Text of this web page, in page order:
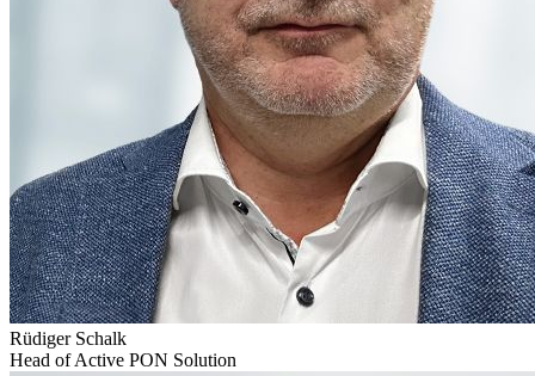
Rüdiger Schalk
Head of Active PON Solution